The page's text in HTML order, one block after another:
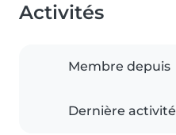
Activités
Membre depuis
Dernière activité